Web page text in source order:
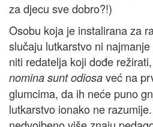
za djecu sve dobro?!)
Osobu koja je instalirana za
slučaju lutkarstvo ni
niti redatelja koji dođe
nomina sunt odiosa već na
glumcima, da ih neće puno
lutkarstvo ionako ne